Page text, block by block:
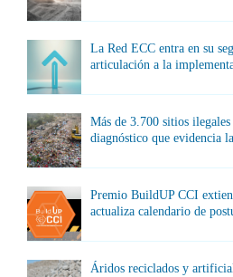
La Red ECC entra en su
articulación a la
Más de 3.700 sitios
diagnóstico que evidencia
Premio BuildUP CCI
actualiza calendario de
Áridos reciclados y